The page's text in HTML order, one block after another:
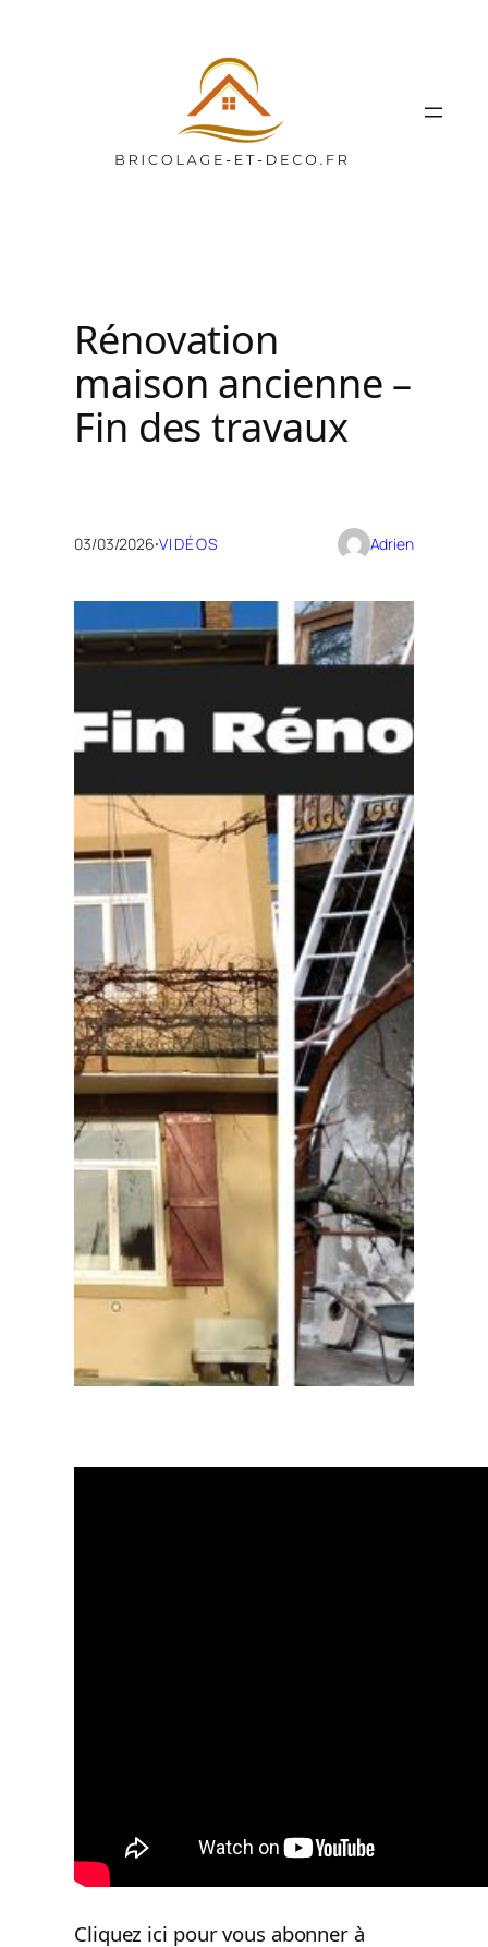
Rénovation
maison ancienne –
Fin des travaux
03/03/2026·VIDÉOS Adrien
Cliquez ici pour vous abonner à